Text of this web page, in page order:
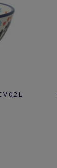
V 0,2 L